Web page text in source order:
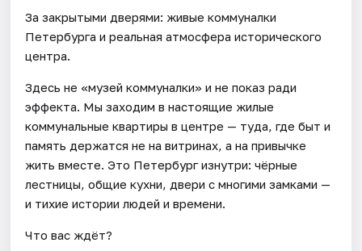
За закрытыми дверями: живые коммуналки
Петербурга и реальная атмосфера исторического
центра.
Здесь не «музей коммуналки» и не показ ради
эффекта. Мы заходим в настоящие жилые
коммунальные квартиры в центре — туда, где быт и
память держатся не на витринах, а на привычке
жить вместе. Это Петербург изнутри: чёрные
лестницы, общие кухни, двери с многими замками —
и тихие истории людей и времени.
Что вас ждёт?